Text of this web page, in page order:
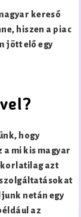
kereső
hiszen a piac
jött elő egy
hogy
a mi kis magyar
azt
netán egy
az